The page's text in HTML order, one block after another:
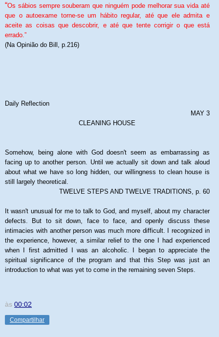
“Os sábios sempre souberam que ninguém pode melhorar sua vida até
que o autoexame torne-se um hábito regular, até que ele admita e
aceite as coisas que descobrir, e até que tente corrigir o que está
errado.”
(Na Opinião do Bill, p.216)
Daily Reflection
MAY 3
CLEANING HOUSE
Somehow, being alone with God doesn't seem as embarrassing as
facing up to another person. Until we actually sit down and talk aloud
about what we have so long hidden, our willingness to clean house is
still largely theoretical.
TWELVE STEPS AND TWELVE TRADITIONS, p. 60
It wasn't unusual for me to talk to God, and myself, about my character
defects. But to sit down, face to face, and openly discuss these
intimacies with another person was much more difficult. I recognized in
the experience, however, a similar relief to the one I had experienced
when I first admitted I was an alcoholic. I began to appreciate the
spiritual significance of the program and that this Step was just an
introduction to what was yet to come in the remaining seven Steps.
às 00:02
Compartilhar